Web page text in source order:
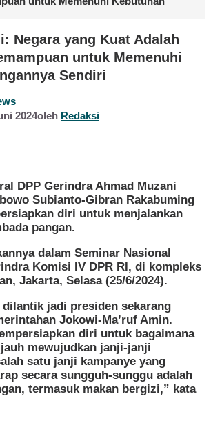
Negara yang Kuat Adalah
untuk Memenuhi
Sendiri
2024oleh Redaksi
DPP Gerindra Ahmad Muzani
Subianto-Gibran Rakabuming
diri untuk menjalankan
pangan.
dalam Seminar Nasional
Komisi IV DPR RI, di kompleks
Jakarta, Selasa (25/6/2024).
dilantik jadi presiden sekarang
Jokowi-Ma’ruf Amin.
diri untuk bagaimana
mewujudkan janji-janji
satu janji kampanye yang
secara sungguh-sunggu adalah
termasuk makan bergizi,” kata